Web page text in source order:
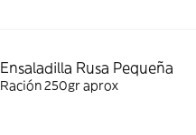
Ensaladilla Rusa Pequeña
Ración 250gr aprox